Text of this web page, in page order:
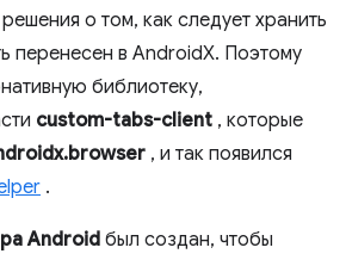
о том, как следует хранить
перенесен в AndroidX. Поэтому
библиотеку,
custom-tabs-client , которые
, и так появился
.
Android был создан, чтобы